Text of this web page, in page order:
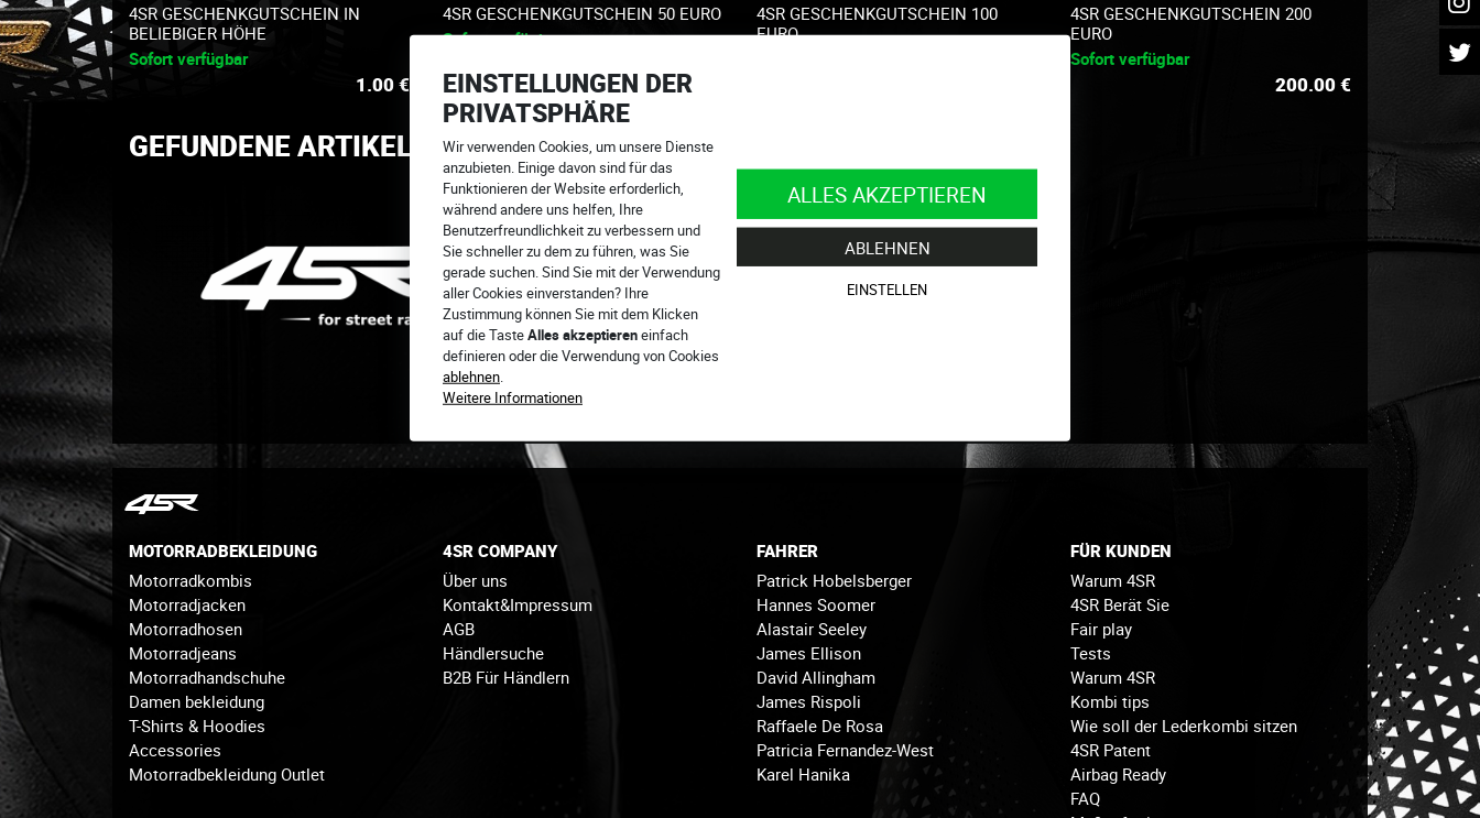
EINSTELLUNGEN DER
PRIVATSPHÄRE
Wir verwenden Cookies, um unsere Dienste
anzubieten. Einige davon sind für das
Funktionieren der Website erforderlich,
während andere uns helfen, Ihre
Benutzerfreundlichkeit zu verbessern und
Sie schneller zu dem zu führen, was Sie
gerade suchen. Sind Sie mit der Verwendung
aller Cookies einverstanden? Ihre
Zustimmung können Sie mit dem Klicken
auf die TasteAlles akzeptiereneinfach
definieren oder die Verwendung von Cookies
ablehnen
Weitere Informationen
ALLES AKZEPTIEREN
ABLEHNEN
EINSTELLEN
4SR GESCHENKGUTSCHEIN IN
BELIEBIGER HÖHE
Sofort verfügbar
1.00€
4SR GESCHENKGUTSCHEIN 50 EURO
Sofort verfügbar
4SR GESCHENKGUTSCHEIN 100
EURO
4SR GESCHENKGUTSCHEIN 200
EURO
Sofort verfügbar
200.00€
GEFUNDENE ARTIKEL
MOTORRADBEKLEIDUNG
Motorradkombis
Motorradjacken
Motorradhosen
Motorradjeans
Motorradhandschuhe
Damen bekleidung
T-Shirts & Hoodies
Accessories
Motorradbekleidung Outlet
4SR COMPANY
Über uns
Kontakt&Impressum
AGB
Händlersuche
B2B Für Händlern
FAHRER
Patrick Hobelsberger
Hannes Soomer
Alastair Seeley
James Ellison
David Allingham
James Rispoli
Raffaele De Rosa
Patricia Fernandez-West
Karel Hanika
FÜR KUNDEN
Warum 4SR
4SR Berät Sie
Fair play
Tests
Warum 4SR
Kombi tips
Wie soll der Lederkombi sitzen
4SR Patent
Airbag Ready
FAQ